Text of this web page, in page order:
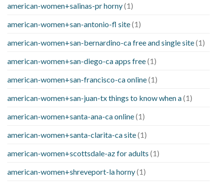
american-women+salinas-pr horny(1)
american-women+san-antonio-fl site(1)
american-women+san-bernardino-ca free and single site(1)
american-women+san-diego-ca apps free(1)
american-women+san-francisco-ca online(1)
american-women+san-juan-tx things to know when a(1)
american-women+santa-ana-ca online(1)
american-women+santa-clarita-ca site(1)
american-women+scottsdale-az for adults (1)
american-women+shreveport-la horny(1)